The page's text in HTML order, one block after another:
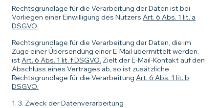
Rechtsgrundlage für die Verarbeitung der Daten ist bei
Vorliegen einer Einwilligung des Nutzers Art. 6 Abs. 1 lit. a
DSGVO.
Rechtsgrundlage für die Verarbeitung der Daten, die im
Zuge einer Übersendung einer E-Mail übermittelt werden,
ist Art. 6 Abs. 1 lit. f DSGVO. Zielt der E-Mail-Kontakt auf den
Abschluss eines Vertrages ab, so ist zusätzliche
Rechtsgrundlage für die Verarbeitung Art. 6 Abs. 1 lit. b
DSGVO.
1. 3. Zweck der Datenverarbeitung